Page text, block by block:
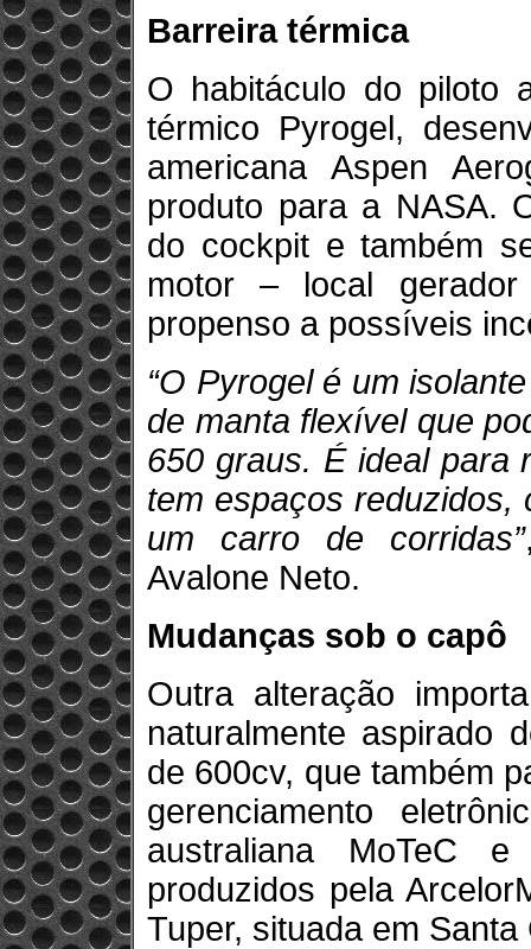
Barreira térmica
O habitáculo do piloto
térmico Pyrogel,
americana Aspen
produto para a NASA.
do cockpit e também
motor – local
propenso a possíveis
“O Pyrogel é um
de manta flexível que
650 graus. É ideal para
tem espaços reduzidos,
um carro de corridas”
Avalone Neto.
Mudanças sob o capô
Outra alteração
naturalmente aspirado
de 600cv, que também
gerenciamento
australiana MoTeC
produzidos pela
Tuper, situada em Santa